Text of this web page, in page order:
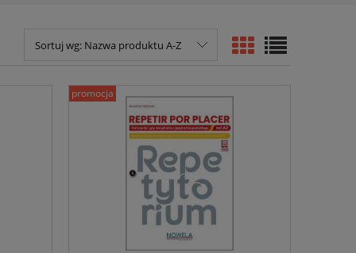
Sortuj wg: Nazwa produktu A-Z
promocja